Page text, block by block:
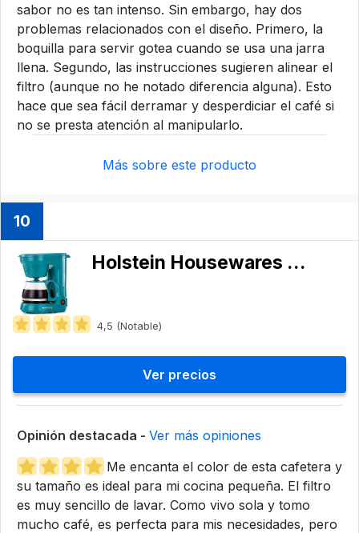
sabor no es tan intenso. Sin embargo, hay dos
problemas relacionados con el diseño. Primero, la
boquilla para servir gotea cuando se usa una jarra
llena. Segundo, las instrucciones sugieren alinear el
filtro (aunque no he notado diferencia alguna). Esto
hace que sea fácil derramar y desperdiciar el café si
no se presta atención al manipularlo.
Más sobre este producto
10
Holstein Housewares ‎HH-0914701E
4,5 (Notable)
Ver precios
Opinión destacada - Ver más opiniones
Me encanta el color de esta cafetera y
su tamaño es ideal para mi cocina pequeña. El filtro
es muy sencillo de lavar. Como vivo sola y tomo
mucho café, es perfecta para mis necesidades, pero